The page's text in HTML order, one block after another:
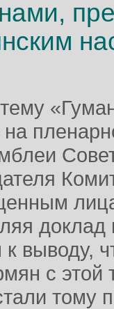
выводу,
с
тому